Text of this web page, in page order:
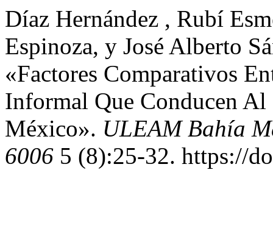
Díaz Hernández , Rubí
Espinoza, y José Alberto
«Factores Comparativos
Informal Que Conducen
México». ULEAM Bahía
6006 5 (8):25-32. https://